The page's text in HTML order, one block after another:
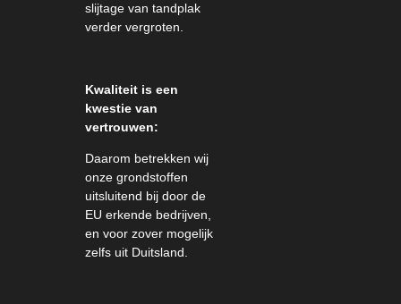
slijtage van tandplak
verder vergroten.
Kwaliteit is een
kwestie van
vertrouwen:
Daarom betrekken wij
onze grondstoffen
uitsluitend bij door de
EU erkende bedrijven,
en voor zover mogelijk
zelfs uit Duitsland.